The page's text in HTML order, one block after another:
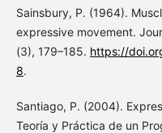
Sainsbury, P. (1964).
expressive movement.
(3), 179–185. https://
8.
Santiago, P. (2004).
Teoría y Práctica de un